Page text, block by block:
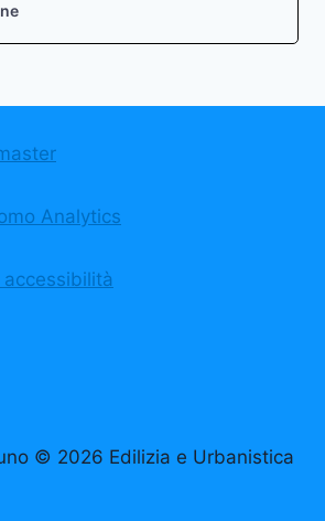
Analytics
© 2026 Edilizia e Urbanistica